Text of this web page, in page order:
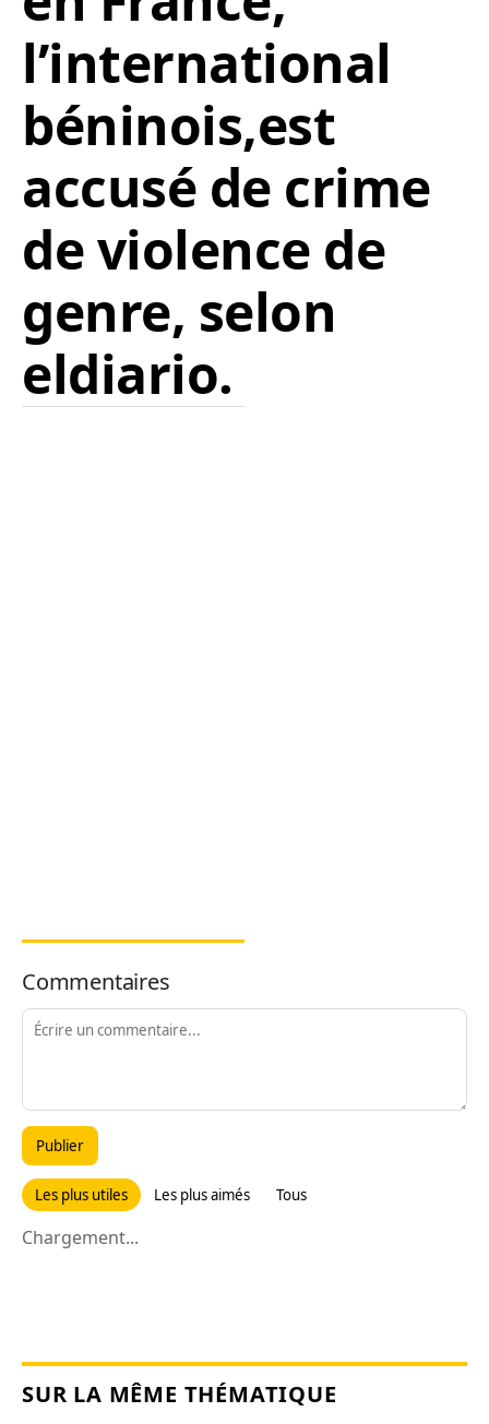
l’international
béninois,est
accusé de crime
de violence de
genre, selon
eldiario.
Commentaires
Publier
Les plus utiles Les plus aimés Tous
Chargement...
SUR LA MÊME THÉMATIQUE